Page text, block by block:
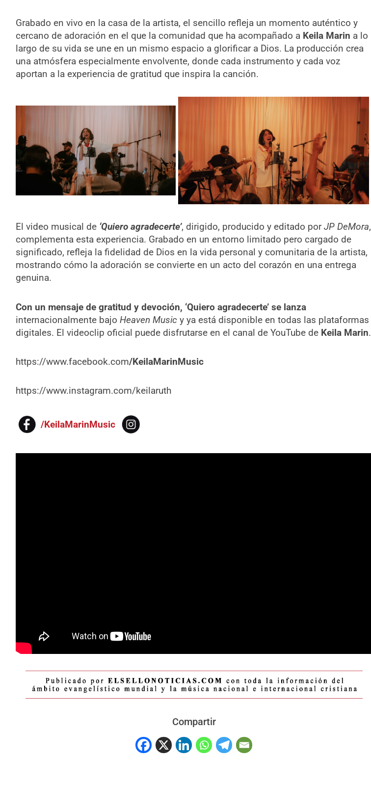
Grabado en vivo en la casa de la artista, el sencillo refleja un momento auténtico y
cercano de adoración en el que la comunidad que ha acompañado a Keila Marin a lo
largo de su vida se une en un mismo espacio a glorificar a Dios. La producción crea
una atmósfera especialmente envolvente, donde cada instrumento y cada voz
aportan a la experiencia de gratitud que inspira la canción.
El video musical de ‘Quiero agradecerte’, dirigido, producido y editado porJP DeMora,
complementa esta experiencia. Grabado en un entorno limitado pero cargado de
significado, refleja la fidelidad de Dios en la vida personal y comunitaria de la artista,
mostrando cómo la adoración se convierte en un acto del corazón en una entrega
genuina.
Con un mensaje de gratitud y devoción, ‘Quiero agradecerte’ se lanza
internacionalmente bajo Heaven Musicy ya está disponible en todas las plataformas
digitales. El videoclip oficial puede disfrutarse en el canal de YouTube de Keila Marin.
https://www.facebook.com/KeilaMarinMusic
https://www.instagram.com/keilaruth
/KeilaMarinMusic
Compartir